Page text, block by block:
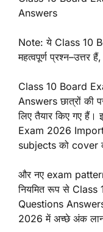
Answers
Note: ये Class 10
महत्वपूर्ण प्रश्न–उत्तर
Class 10 Board
Answers छात्रों की
लिए तैयार किए गए हैं।
Exam 2026
subjects को cover
और नए exam
नियमित रूप से
Questions Answers
2026 में अच्छे अंक